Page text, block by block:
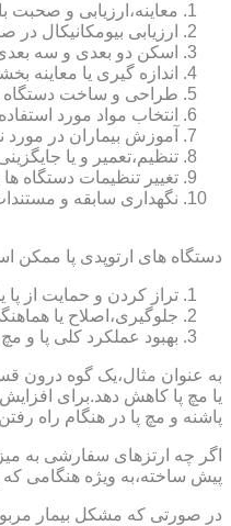
معاینه،ارزیابی و صحبت
ارزیابی بیومکانیکال در
اسکن دو بعدی و سه
اندازه گیری یا
طراحی و ساخت دستگاه
انتخاب مواد مورد
آموزش بیماران در مورد
تنظیم،تعمیر و یا
تغییر تنظیمات دستگاه
نگهداری سابقه و
دستگاه های ارتوپدی پا ممکن
تراز کردن و حمایت از پا
جلوگیری،اصلاح یا
بهبود عملکرد کلی پا و مچ
به عنوان مثال،یک گوه درون
یا مچ پا کاهش دهد.برای
پاشنه و مچ پا در هنگام راه
اگر چه ارتزهای سفارشی به
پیش ساخته،به ویژه هنگامی
در صورتی که مشکل بیمار